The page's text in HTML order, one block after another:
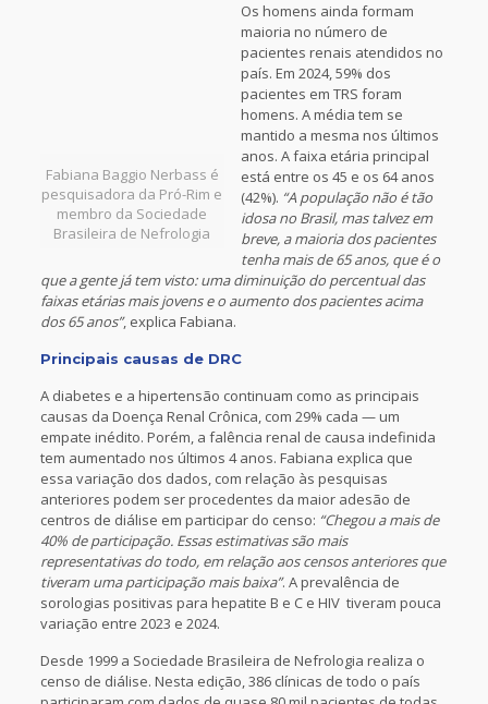
Fabiana Baggio Nerbass é
pesquisadora da Pró-Rim e
membro da Sociedade
Brasileira de Nefrologia
Os homens ainda formam
maioria no número de
pacientes renais atendidos no
país. Em 2024, 59% dos
pacientes em TRS foram
homens. A média tem se
mantido a mesma nos últimos
anos. A faixa etária principal
está entre os 45 e os 64 anos
(42%). “A população não é tão
idosa no Brasil, mas talvez em
breve, a maioria dos pacientes
tenha mais de 65 anos, que é o
que a gente já tem visto: uma diminuição do percentual das
faixas etárias mais jovens e o aumento dos pacientes acima
dos 65 anos”, explica Fabiana.
Principais causas de DRC
A diabetes e a hipertensão continuam como as principais
causas da Doença Renal Crônica, com 29% cada — um
empate inédito. Porém, a falência renal de causa indefinida
tem aumentado nos últimos 4 anos. Fabiana explica que
essa variação dos dados, com relação às pesquisas
anteriores podem ser procedentes da maior adesão de
centros de diálise em participar do censo: “Chegou a mais de
40% de participação. Essas estimativas são mais
representativas do todo, em relação aos censos anteriores que
tiveram uma participação mais baixa”. A prevalência de
sorologias positivas para hepatite B e C e HIV tiveram pouca
variação entre 2023 e 2024.
Desde 1999 a Sociedade Brasileira de Nefrologia realiza o
censo de diálise. Nesta edição, 386 clínicas de todo o país